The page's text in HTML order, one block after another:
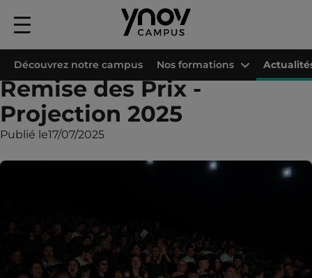
Menu
principal
Remise des Prix -
Projection 2025
Publié le17/07/2025
Découvrez notre campus Nos formations